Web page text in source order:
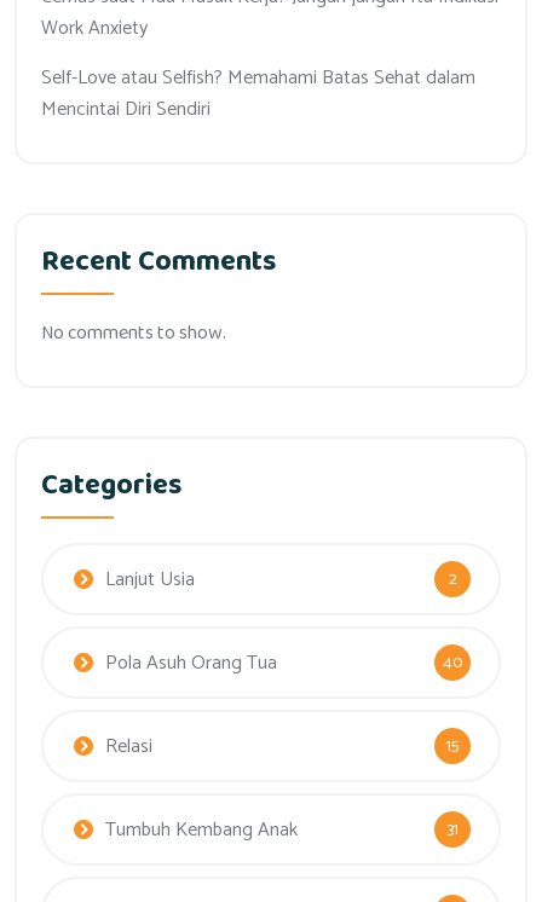
Work Anxiety
Self-Love atau Selfish? Memahami Batas Sehat dalam
Mencintai Diri Sendiri
Recent Comments
No comments to show.
Categories
Lanjut Usia 2
Pola Asuh Orang Tua 40
Relasi 15
Tumbuh Kembang Anak 31